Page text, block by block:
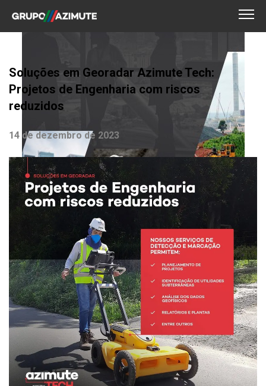
Soluções em Georadar Azimute Tech:
Projetos de Engenharia com riscos
reduzidos
14 de dezembro de 2023